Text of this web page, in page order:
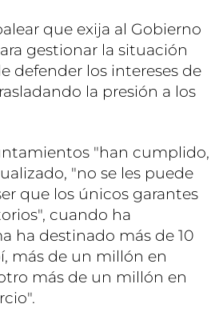
que exija al Gobierno
gestionar la situación
defender los intereses de
la presión a los
"han cumplido,
"no se les puede
que los únicos garantes
cuando ha
ha destinado más de 10
más de un millón en
más de un millón en